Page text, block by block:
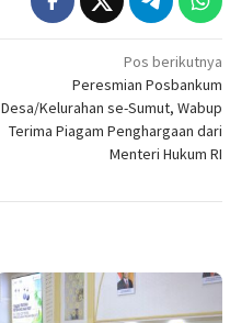
Pos berikutnya
Peresmian Posbankum
Desa/Kelurahan se-Sumut, Wabup
Terima Piagam Penghargaan dari
Menteri Hukum RI